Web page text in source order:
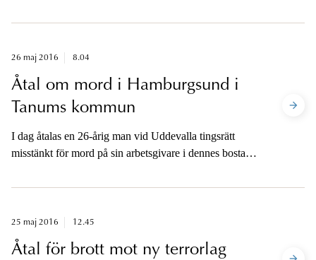
fotografera hennes underliv, trots att kvinnan inte lade
26 maj 2016 8.04
Åtal om mord i Hamburgsund i
Tanums kommun
I dag åtalas en 26-årig man vid Uddevalla tingsrätt
misstänkt för mord på sin arbetsgivare i dennes bostad
att han erkänner dråp.
25 maj 2016 12.45
Åtal för brott mot ny terrorlag